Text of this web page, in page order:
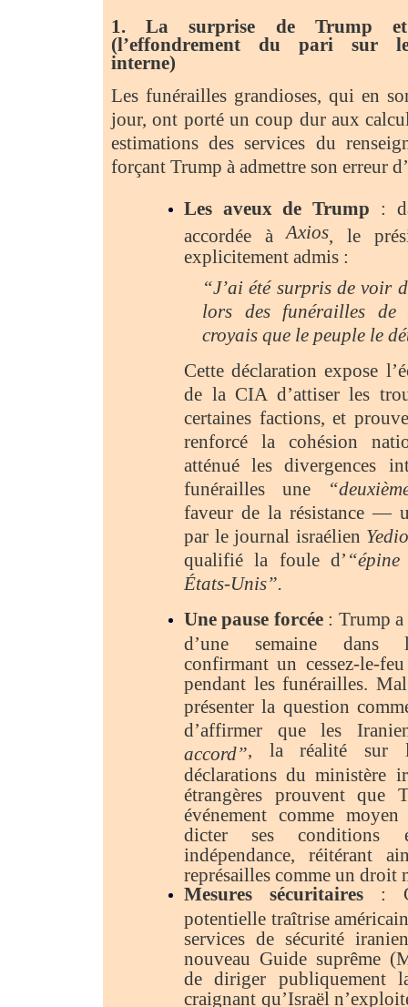
1. La surprise de Trump et
(l’effondrement du pari sur le
interne)
Les funérailles grandioses, qui en
jour, ont porté un coup dur aux
estimations des services du
forçant Trump à admettre son erreur
Les aveux de Trump :
accordée àAxios , le
explicitement admis :
“J’ai été surpris de voir
lors des funérailles de
croyais que le peuple le
Cette déclaration expose
de la CIA d’attiser les
certaines factions, et
renforcé la cohésion
atténué les divergences
funérailles une
faveur de la résistance —
par le journal israélien
qualifié la foule d’
États-Unis”.
Une pause forcée: Trump a
d’une semaine dans
confirmant un cessez-le-
pendant les funérailles.
présenter la question
d’affirmer que les
accord”, la réalité sur
déclarations du ministère
étrangères prouvent que
événement comme
dicter ses conditions
indépendance, réitérant
représailles comme un droit
Mesures sécuritaires :
potentielle traîtrise
services de sécurité
nouveau Guide suprême
de diriger publiquement
craignant qu’Israël